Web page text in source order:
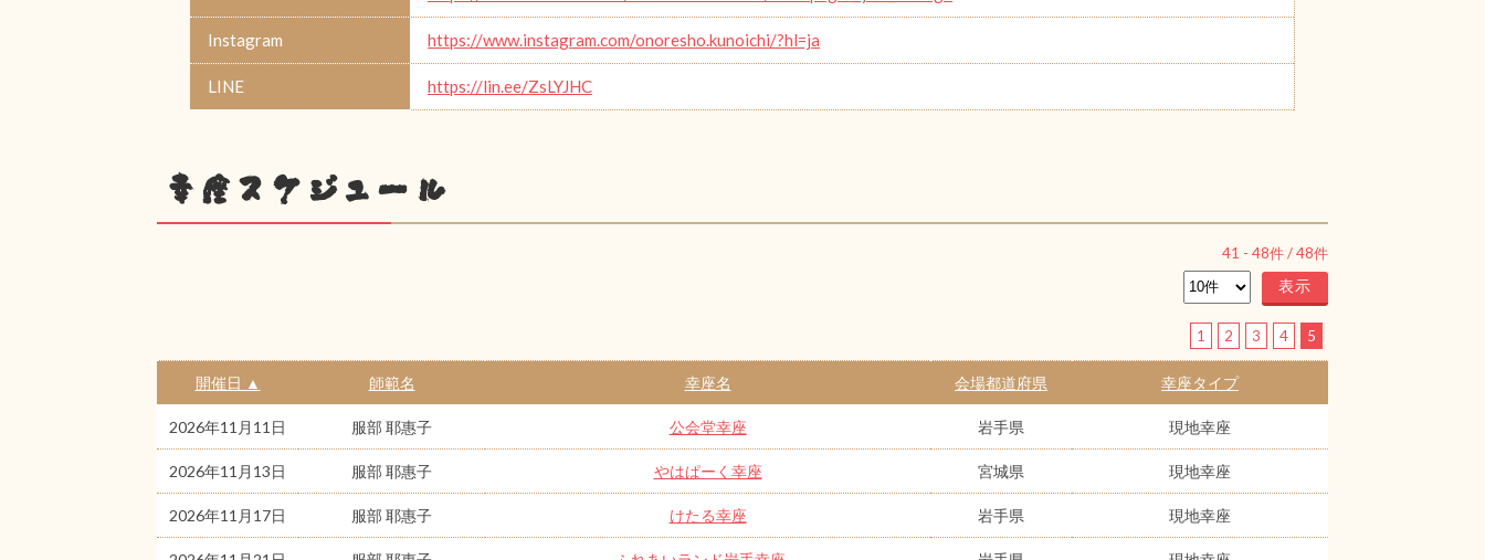
Instagram https://www.instagram.com/onoresho.kunoichi/?hl=ja
LINE https://lin.ee/ZsLYJHC
幸座スケジュール
41 - 48件 /48件
1 2 3 4 5
開催日 ▲ 師範名 幸座名 会場都道府県 幸座タイプ
2026年11月11日 服部 耶惠子 公会堂幸座 岩手県 現地幸座
2026年11月13日 服部 耶惠子 やはぱーく幸座 宮城県 現地幸座
2026年11月17日 服部 耶惠子 けたる幸座 岩手県 現地幸座